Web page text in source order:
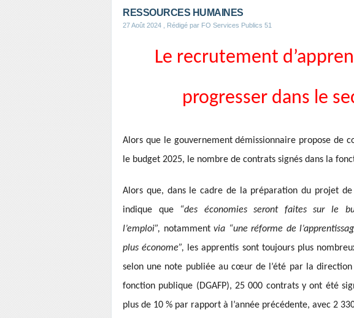
RESSOURCES HUMAINES
27 Août 2024 , Rédigé par FO Services Publics 51
Le recrutement
progresser dans le
Alors que le gouvernement démissionnaire propose de
le budget 2025, le nombre de contrats signés dans la
Alors que, dans le cadre de la préparation du projet
indique que
“des économies seront faites sur le
l’emploi”, notammentvia “une réforme de
plus économe”, les apprentis sont toujours plus
selon une note publiée au cœur de l’été par la
fonction publique (DGAFP), 25 000 contrats y ont été
plus de 10 % par rapport à l’année précédente, avec 2